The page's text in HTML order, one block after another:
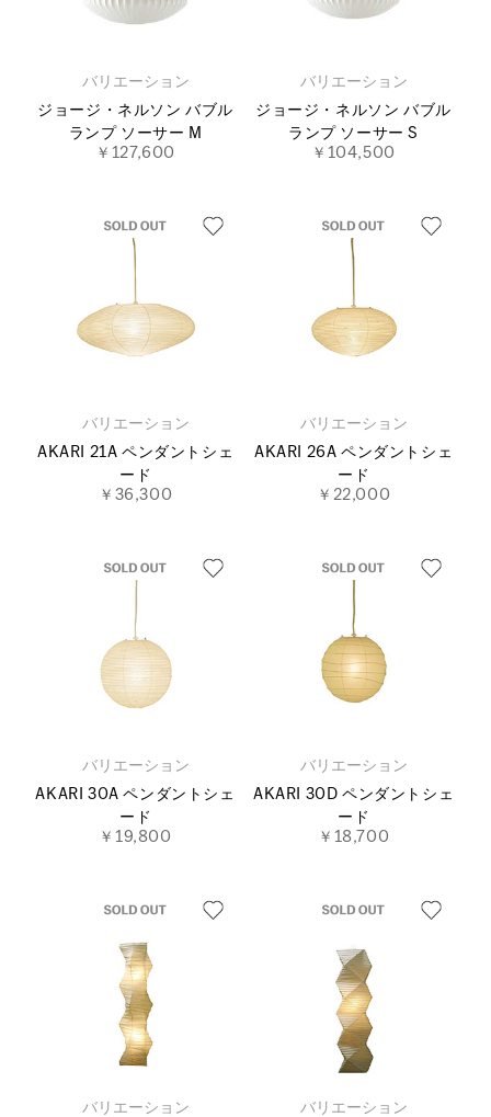
バリエーション
ジョージ・ネルソン バブル
ランプ ソーサー M
￥127,600
バリエーション
ジョージ・ネルソン バブル
ランプ ソーサー S
￥104,500
バリエーション
AKARI 21A ペンダントシェ
ード
￥36,300
バリエーション
AKARI 26A ペンダントシェ
ード
￥22,000
バリエーション
AKARI 30A ペンダントシェ
ード
￥19,800
バリエーション
AKARI 30D ペンダントシェ
ード
￥18,700
バリエーション
バリエーション